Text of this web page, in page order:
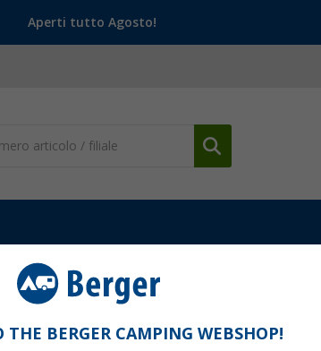
Aperti tutto Agosto!
THE BERGER CAMPING WEBSHOP!